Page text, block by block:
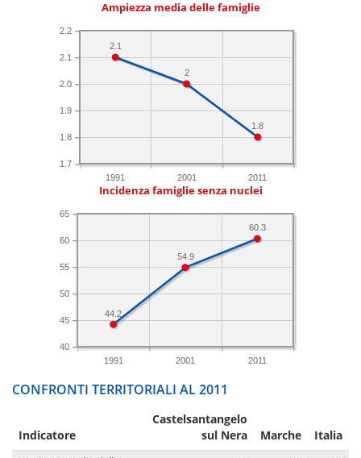
Ampiezza media delle famiglie
1991 2001 2011
1.7
1.8
1.9
2.0
2.1
2.2
1.8
2
2.1
Incidenza famiglie senza nuclei
1991 2001 2011
40
45
50
55
60
65
60.3
54.9
44.2
CONFRONTI TERRITORIALI AL 2011
Indicatore
Castelsantangelo
sul Nera
Marche Italia